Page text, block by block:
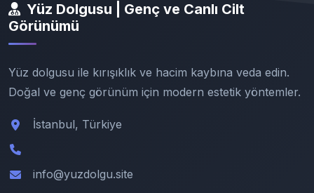
Yüz Dolgusu | Genç ve Canlı Cilt
Görünümü
Yüz dolgusu ile kırışıklık ve hacim kaybına veda edin.
Doğal ve genç görünüm için modern estetik yöntemler.
İstanbul, Türkiye
info@yuzdolgu.site